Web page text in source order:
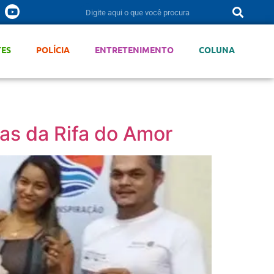
POLÍCIA ENTRETENIMENTO COLUNA
da Rifa do Amor